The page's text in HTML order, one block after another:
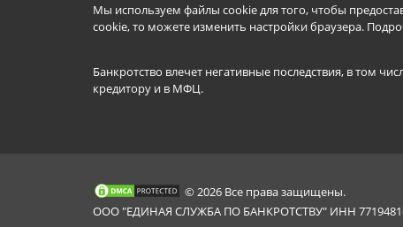
Мы используем файлы cookie для того, чтобы
cookie, то можете изменить настройки браузера.
Банкротство влечет негативные последствия, в том
кредитору и в МФЦ.
© 2026 Все права защищены.
ООО "ЕДИНАЯ СЛУЖБА ПО БАНКРОТСТВУ" ИНН